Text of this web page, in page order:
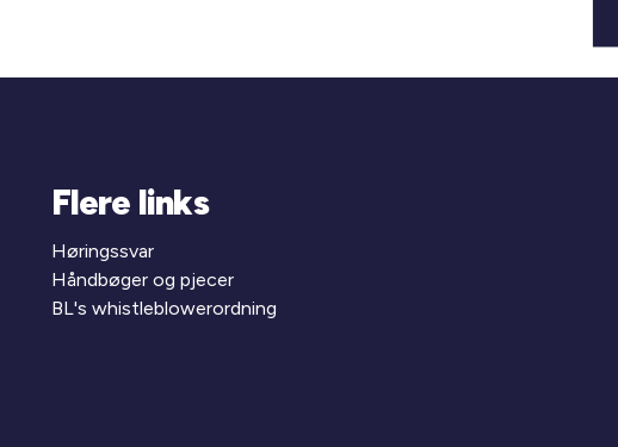
Flere links
Høringssvar
Håndbøger og pjecer
BL's whistleblowerordning